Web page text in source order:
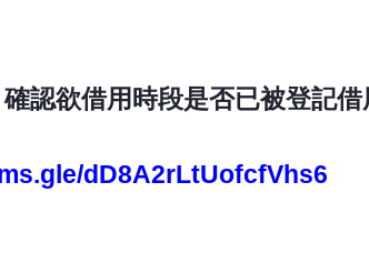
認欲借用時段是否已被登記
dD8A2rLtUofcfVhs6